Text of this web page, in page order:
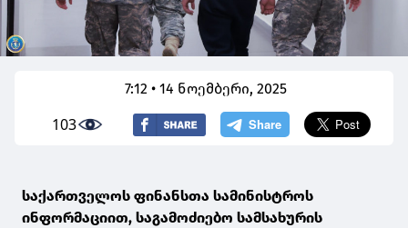
7:12 • 14 ნოემბერი, 2025
103
საქართველოს ფინანსთა სამინისტროს
ინფორმაციით, საგამოძიებო სამსახურის